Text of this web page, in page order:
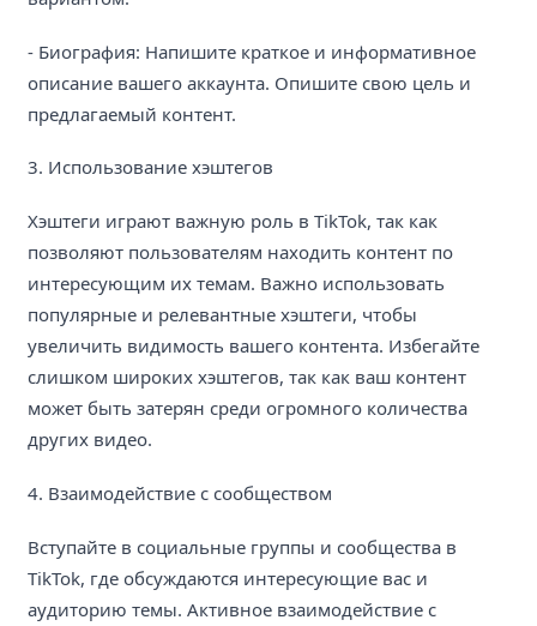
- Биография: Напишите краткое и информативное
описание вашего аккаунта. Опишите свою цель и
предлагаемый контент.
3. Использование хэштегов
Хэштеги играют важную роль в TikTok, так как
позволяют пользователям находить контент по
интересующим их темам. Важно использовать
популярные и релевантные хэштеги, чтобы
увеличить видимость вашего контента. Избегайте
слишком широких хэштегов, так как ваш контент
может быть затерян среди огромного количества
других видео.
4. Взаимодействие с сообществом
Вступайте в социальные группы и сообщества в
TikTok, где обсуждаются интересующие вас и
аудиторию темы. Активное взаимодействие с